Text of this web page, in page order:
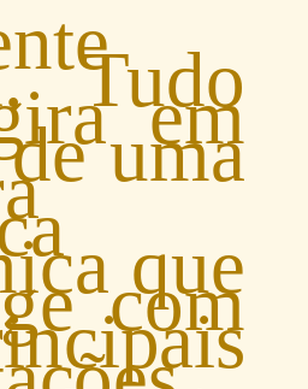
Tudo
em
uma
que
com